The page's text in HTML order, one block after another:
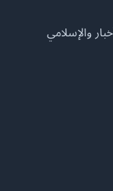
والإسلامي